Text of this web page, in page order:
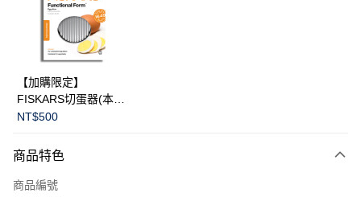
合作金庫商業銀行
華南商業銀行
上海商業儲蓄銀行
國泰世華商業銀行
臺灣中小企業銀行
匯豐（台灣）商業銀行
聯邦商業銀行
元大商業銀行
台新國際商業銀行
LINE Pay
Apple Pay
運送方式
黑貓宅急便
【加購限定】
FISKARS切蛋器(本商
品不提供破損保證)
NT$500
商品特色
商品編號